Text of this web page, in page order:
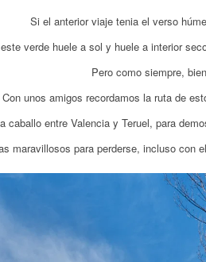
Si el anterior viaje tenia el verso
este verde huele a sol y huele a interior
Pero como siempre,
Con unos amigos recordamos la ruta de
a caballo entre Valencia y Teruel, para
maravillosos para perderse, incluso con